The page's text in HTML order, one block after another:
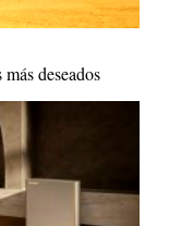
deseados